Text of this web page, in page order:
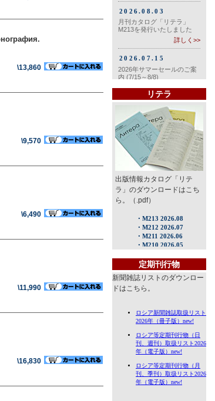
\13,860
\9,570
\6,490
\11,990
\16,830
リテラ
出版情報カタログ「リテ
ラ」のダウンロードはこち
ら。（.pdf）
定期刊行物
新聞雑誌リストのダウンロー
ドはこちら。